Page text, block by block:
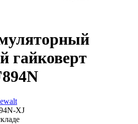
гайковерт
XJ